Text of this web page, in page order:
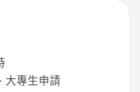
大專生申請